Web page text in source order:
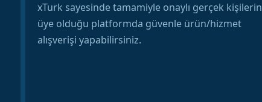
xTurk sayesinde tamamiyle onaylı gerçek kişilerin
üye olduğu platformda güvenle ürün/hizmet
alışverişi yapabilirsiniz.